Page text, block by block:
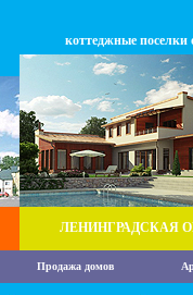
коттеджные поселки
ЛЕНИНГРАДСКАЯ
Продажа домов